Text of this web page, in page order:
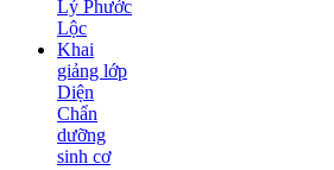
Lý Phước
Lộc
Khai
giảng lớp
Diện
Chẩn
dưỡng
sinh cơ